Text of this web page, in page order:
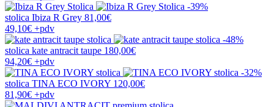
-39%
stolica Ibiza R Grey 81,00€
49,10€ +pdv
-48%
stolica kate antracit taupe 180,00€
94,20€ +pdv
-32%
stolica TINA ECO IVORY 120,00€
81,90€ +pdv